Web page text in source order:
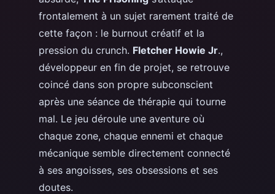
frontalement à un sujet rarement traité de
cette façon : le burnout créatif et la
pression du crunch. Fletcher Howie Jr.,
développeur en fin de projet, se retrouve
coincé dans son propre subconscient
après une séance de thérapie qui tourne
mal. Le jeu déroule une aventure où
chaque zone, chaque ennemi et chaque
mécanique semble directement connecté
à ses angoisses, ses obsessions et ses
doutes.